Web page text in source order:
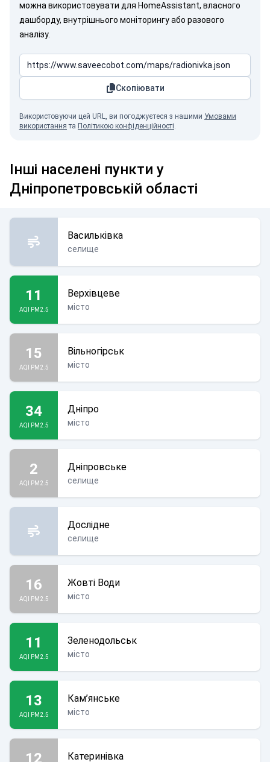
можна використовувати для HomeAssistant, власного
дашборду, внутрішнього моніторингу або разового
аналізу.
Скопіювати
Використовуючи цей URL, ви погоджуєтеся з нашими Умовами
використання та Політикою конфіденційності.
Інші населені пункти у
Дніпропетровській області
Васильківка
селище
11
AQI PM2.5
Верхівцеве
місто
15
AQI PM2.5
Вільногірськ
місто
34
AQI PM2.5
Дніпро
місто
2
AQI PM2.5
Дніпровське
селище
Дослідне
селище
16
AQI PM2.5
Жовті Води
місто
11
AQI PM2.5
Зеленодольськ
місто
13
AQI PM2.5
Кам’янське
місто
12 Катеринівка